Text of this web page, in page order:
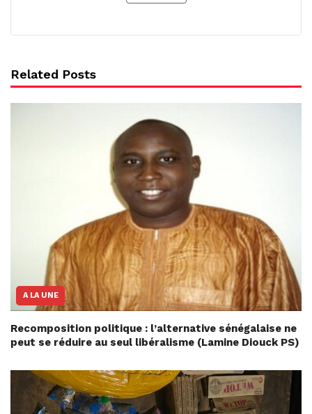
Related Posts
A LA UNE
Recomposition politique : l’alternative sénégalaise ne
peut se réduire au seul libéralisme (Lamine Diouck PS)